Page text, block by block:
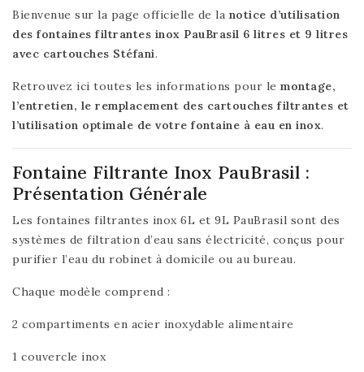
Bienvenue sur la page officielle de la notice d’utilisation
des fontaines filtrantes inox PauBrasil 6 litres et 9 litres
avec cartouches Stéfani.
Retrouvez ici toutes les informations pour le montage,
l’entretien, le remplacement des cartouches filtrantes et
l’utilisation optimale de votre fontaine à eau en inox.
Fontaine Filtrante Inox PauBrasil :
Présentation Générale
Les fontaines filtrantes inox 6L et 9L PauBrasil sont des
systèmes de filtration d’eau sans électricité, conçus pour
purifier l’eau du robinet à domicile ou au bureau.
Chaque modèle comprend :
2 compartiments en acier inoxydable alimentaire
1 couvercle inox